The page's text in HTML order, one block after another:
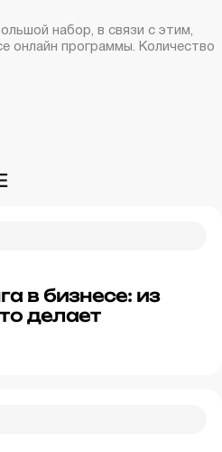
набор, в связи с этим,
онлайн программы. Количество
в бизнесе: из
делает